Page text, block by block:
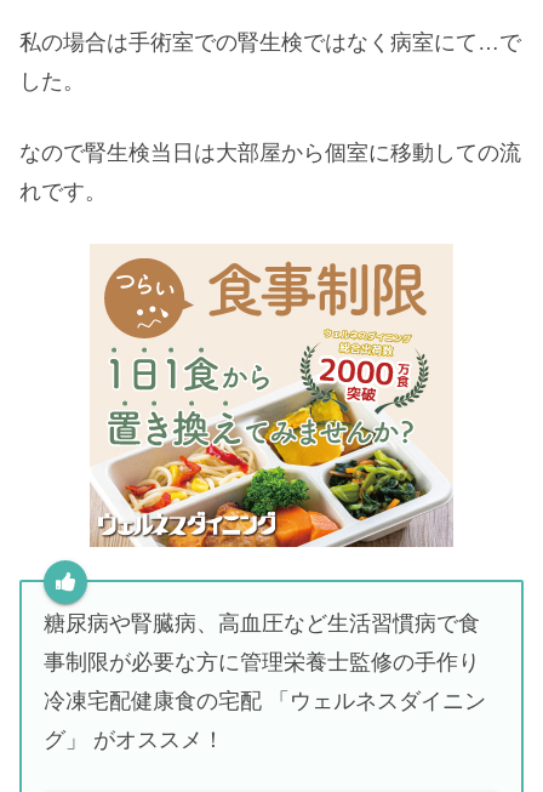
私の場合は手術室での腎生検ではなく病室にて…で
した。
なので腎生検当日は大部屋から個室に移動しての流
れです。
糖尿病や腎臓病、高血圧など生活習慣病で食
事制限が必要な方に管理栄養士監修の手作り
冷凍宅配健康食の宅配 「ウェルネスダイニン
グ」 がオススメ！